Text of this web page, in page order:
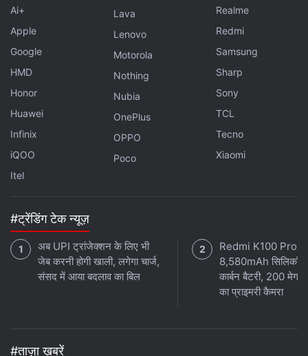
Ai+
Apple
Google
HMD
Honor
Huawei
Infinix
iQOO
Itel
Lava
Lenovo
Motorola
Nothing
Nubia
OnePlus
OPPO
Poco
Realme
Redmi
Samsung
Sharp
Sony
TCL
Tecno
Xiaomi
#ट्रेंडिंग टेक न्यूज़
अब UPI ट्रांजेक्शन के लिए भी
जेब करनी होगी खाली, लगेगा चार्ज,
संसद में आया बदलाव का बिल
Redmi K100 Pro में
8,580mAh
कार्बन बैटरी, 200
का प्राइमरी कैमरा
#ताज़ा ख़बरें